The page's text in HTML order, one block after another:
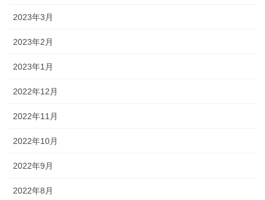
2023年3月
2023年2月
2023年1月
2022年12月
2022年11月
2022年10月
2022年9月
2022年8月